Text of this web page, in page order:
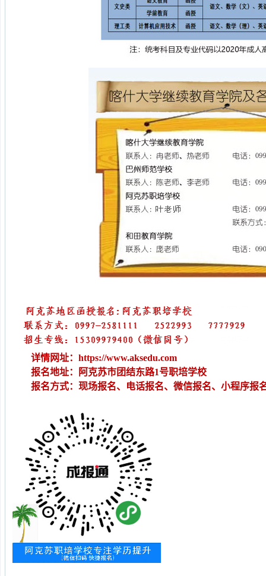
详情网址：https://www.aksedu.com
报名地址：阿克苏市团结东路1号职培学校
报名方式：现场报名、电话报名、微信报名、小程序报